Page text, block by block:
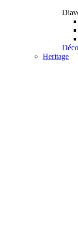
Heritage